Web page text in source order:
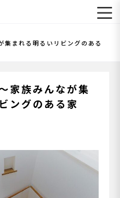
集まれる明るいリビングのある
家族みんなが集
ングのある家